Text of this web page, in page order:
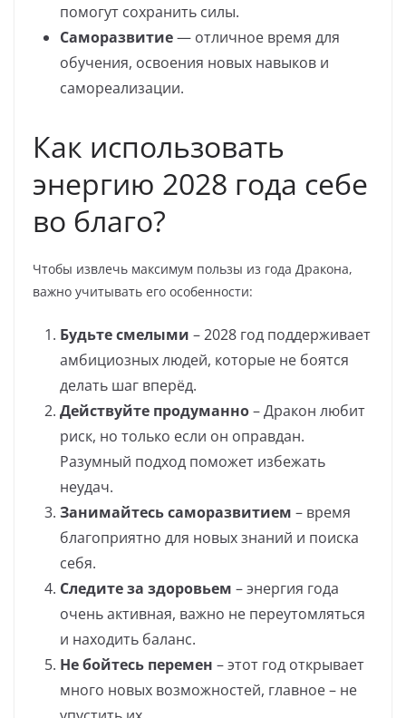
помогут сохранить силы.
Саморазвитие— отличное время для
обучения, освоения новых навыков и
самореализации.
Как использовать
энергию 2028 года себе
во благо?
Чтобы извлечь максимум пользы из года Дракона,
важно учитывать его особенности:
Будьте смелыми – 2028 год поддерживает
амбициозных людей, которые не боятся
делать шаг вперёд.
Действуйте продуманно– Дракон любит
риск, но только если он оправдан.
Разумный подход поможет избежать
неудач.
Занимайтесь саморазвитием – время
благоприятно для новых знаний и поиска
себя.
Следите за здоровьем – энергия года
очень активная, важно не переутомляться
и находить баланс.
Не бойтесь перемен – этот год открывает
много новых возможностей, главное – не